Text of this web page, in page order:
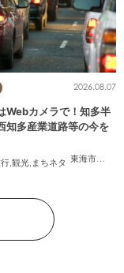
東海市
,大府
2026.08.07
Webカメラで！知多半
知多産業道路等の今を
,観光, まちネタ